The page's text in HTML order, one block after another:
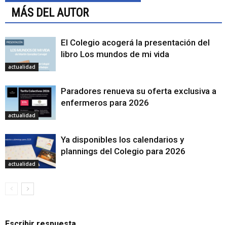
MÁS DEL AUTOR
actualidad
El Colegio acogerá la presentación del
libro Los mundos de mi vida
actualidad
Paradores renueva su oferta exclusiva a
enfermeros para 2026
actualidad
Ya disponibles los calendarios y
plannings del Colegio para 2026